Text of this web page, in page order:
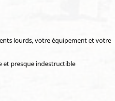
lourds, votre équipement et votre
et presque indestructible